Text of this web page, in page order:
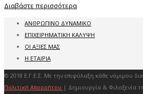
Διαβάστε περισσότερα
ΑΝΘΡΩΠΙΝΟ ΔΥΝΑΜΙΚΟ
ΕΠΙΧΕΙΡΗΜΑΤΙΚΗ ΚΑΛΥΨΗ
ΟΙ ΑΞΙΕΣ ΜΑΣ
Η ΕΤΑΙΡΙΑ
© 2018 Ε.Γ.Ε.Σ. Με την επιφύλαξη κάθε νόμιμου
Πολιτική Απορρήτου | Δημιουργία & Φιλοξενία